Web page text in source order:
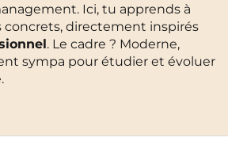
Boulogne-Billancourt
Caen
Grenoble
Ici, tu apprends à
concrets, directement inspirés
. Le cadre ? Moderne,
sympa pour étudier et évoluer